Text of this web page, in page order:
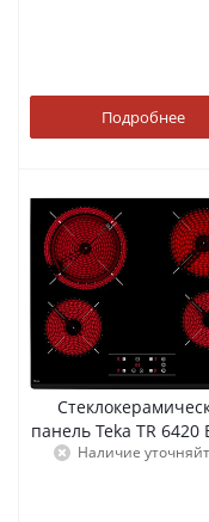
Подробнее
панель Teka TR 6420
Наличие